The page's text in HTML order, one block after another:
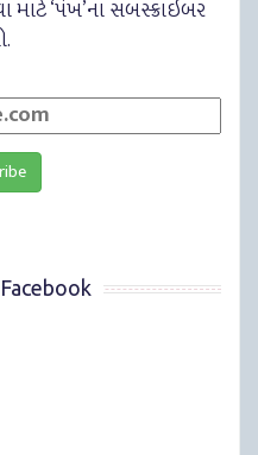
‘પંખ’ના સબસ્ક્રાઇબર